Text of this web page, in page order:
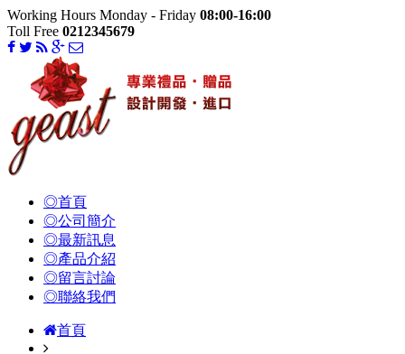
Working Hours Monday - Friday 08:00-16:00
Toll Free 0212345679
◎首頁
◎公司簡介
◎最新訊息
◎產品介紹
◎留言討論
◎聯絡我們
首頁